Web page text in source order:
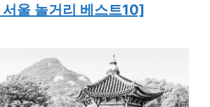
울 놀거리 베스트10]